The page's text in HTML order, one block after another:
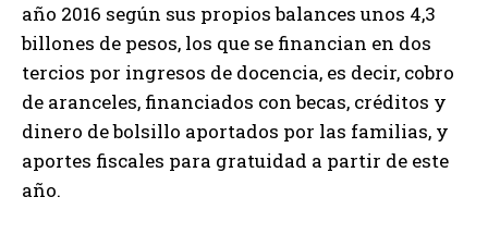
año 2016 según sus propios balances unos 4,3
billones de pesos, los que se financian en dos
tercios por ingresos de docencia, es decir, cobro
de aranceles, financiados con becas, créditos y
dinero de bolsillo aportados por las familias, y
aportes fiscales para gratuidad a partir de este
año.